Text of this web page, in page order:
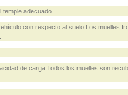
adecuado.
con respecto al suelo.Los muelles
de carga.Todos los muelles son